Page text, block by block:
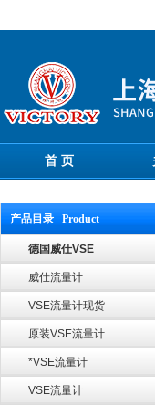
首 页
产品目录 Product
德国威仕VSE
威仕流量计
VSE流量计现货
原装VSE流量计
*VSE流量计
VSE流量计